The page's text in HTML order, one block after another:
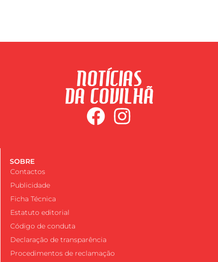
SOBRE
Contactos
Publicidade
Ficha Técnica
Estatuto editorial
Código de conduta
Declaração de transparência
Procedimentos de reclamação